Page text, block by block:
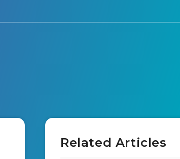
Related Articles